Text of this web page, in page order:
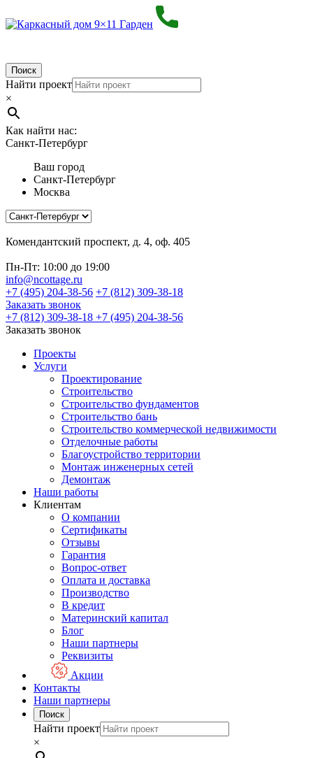
Поиск
Найти проект
×
Как найти нас:
Санкт-Петербург
Ваш город
Санкт-Петербург
Москва
Комендантский проспект, д. 4, оф. 405
Пн-Пт: 10:00 до 19:00
info@ncottage.ru
+7 (495) 204-38-56 +7 (812) 309-38-18
Заказать звонок
+7 (812) 309-38-18 +7 (495) 204-38-56
Заказать звонок
Проекты
Услуги
Проектирование
Строительство
Строительство фундаментов
Строительство бань
Строительство коммерческой недвижимости
Отделочные работы
Благоустройство территории
Монтаж инженерных сетей
Демонтаж
Наши работы
Клиентам
О компании
Сертификаты
Отзывы
Гарантия
Вопрос-ответ
Оплата и доставка
Производство
В кредит
Материнский капитал
Блог
Наши партнеры
Реквизиты
Акции
Контакты
Наши партнеры
Поиск
Найти проект
×